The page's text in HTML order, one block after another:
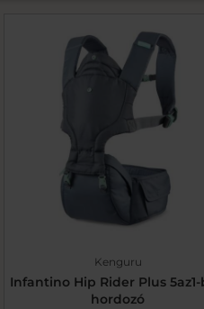
Kenguru
Infantino Hip Rider Plus
hordozó